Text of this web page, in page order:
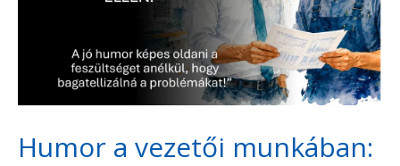
Humor a vezetői munkában:
legjobb
fegyver,
senki